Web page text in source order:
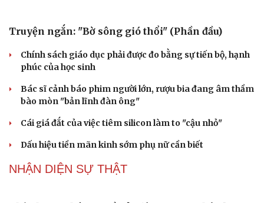
QUỐC HỘI
Đại biểu Quốc hội: Trao quyền lớn cho
Petrovietnam phải có “hàng rào” kiểm soát
Đề xuất tăng tuổi nghỉ hưu sĩ quan quân đội, tùy đặc thù
từng vị trí
Đại tướng Phan Văn Giang: Cấp phép UAV phải gắn với
định danh để bảo vệ bầu trời
ĐBQH đề xuất nhiều giải pháp hoàn thiện Luật phòng